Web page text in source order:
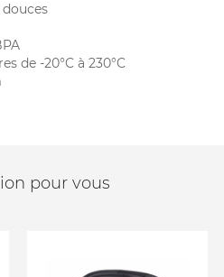
de -20°C à 230°C
pour vous